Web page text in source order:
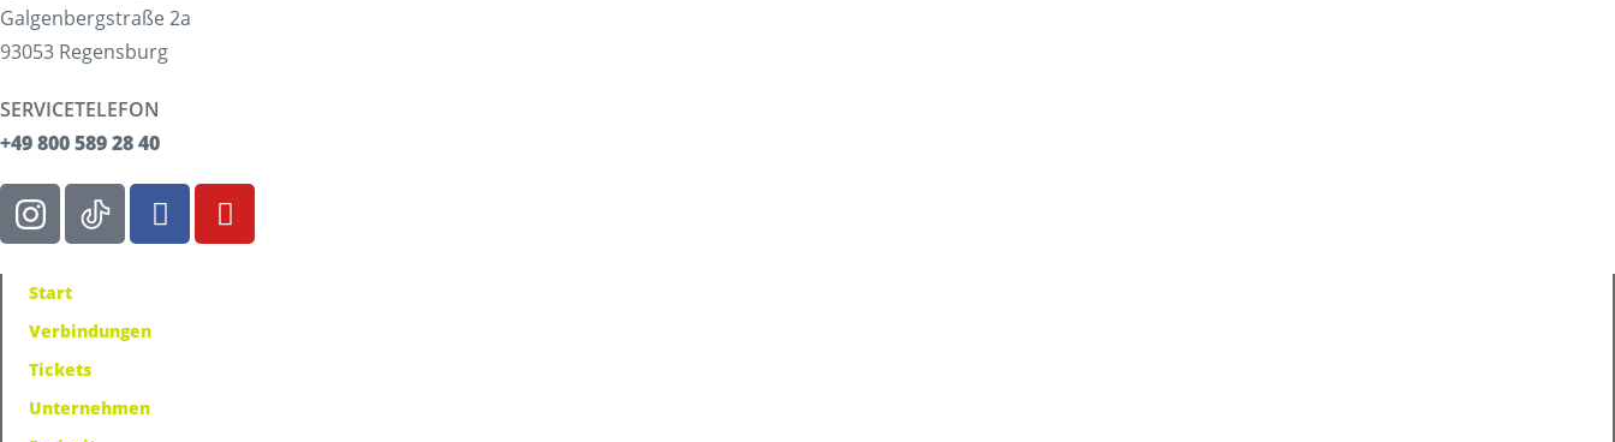
Galgenbergstraße 2a
93053 Regensburg
SERVICETELEFON
+49 800 589 28 40
Start
Verbindungen
Tickets
Unternehmen